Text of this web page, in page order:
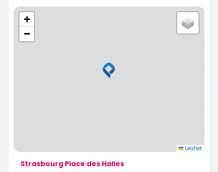
+
−
Leaflet
Strasbourg Place des Halles